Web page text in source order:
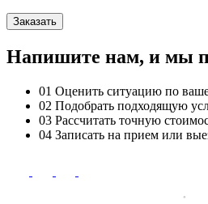
Заказать
Напишите нам, и мы
01 Оценить ситуацию по
02 Подобрать подходящую
03 Рассчитать точную
04 Записать на прием или